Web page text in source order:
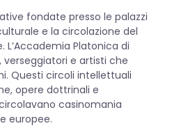
fondate presso le palazzi
e la circolazione del
Platonica di
verseggiatori e artisti che
Questi circoli intellettuali
opere dottrinali e
casinomania
europee.